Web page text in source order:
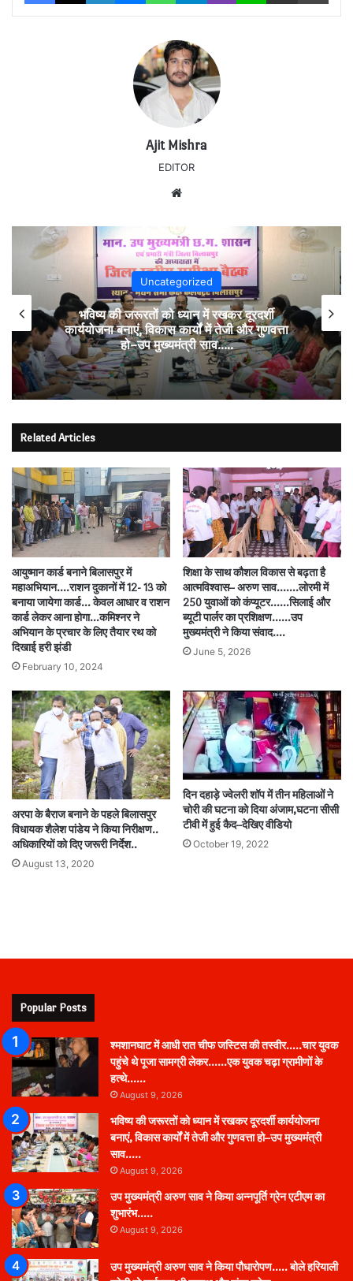
Ajit Mishra
EDITOR
Uncategorized
भविष्य की जरूरतों को ध्यान में रखकर दूरदर्शी
कार्ययोजना बनाएं, विकास कार्यों में तेजी और गुणवत्ता
हो–उप मुख्यमंत्री साव…..
Related Articles
आयुष्मान कार्ड बनाने बिलासपुर में
महाअभियान….राशन दुकानों में 12- 13 को
बनाया जायेगा कार्ड… केवल आधार व राशन
कार्ड लेकर आना होगा…कमिश्नर ने
अभियान के प्रचार के लिए तैयार रथ को
दिखाई हरी झंडी
February 10, 2024
शिक्षा के साथ कौशल विकास से बढ़ता है
आत्मविश्वास– अरुण साव…….लोरमी में
250 युवाओं को कंप्यूटर……सिलाई और
ब्यूटी पार्लर का प्रशिक्षण……उप
मुख्यमंत्री ने किया संवाद….
June 5, 2026
अरपा के बैराज बनाने के पहले बिलासपुर
विधायक शैलेश पांडेय ने किया निरीक्षण..
अधिकारियों को दिए जरूरी निर्देश..
August 13, 2020
दिन दहाड़े ज्वेलरी शॉप में तीन महिलाओं ने
चोरी की घटना को दिया अंजाम,घटना सीसी
टीवी में हुई कैद–देखिए वीडियो
October 19, 2022
Popular Posts
श्मशानघाट में आधी रात चीफ जस्टिस की तस्वीर…..चार युवक
पहुंचे थे पूजा सामग्री लेकर……एक युवक चढ़ा ग्रामीणों के
हत्थे……
August 9, 2026
भविष्य की जरूरतों को ध्यान में रखकर दूरदर्शी कार्ययोजना
बनाएं, विकास कार्यों में तेजी और गुणवत्ता हो–उप मुख्यमंत्री
साव…..
August 9, 2026
उप मुख्यमंत्री अरुण साव ने किया अन्नपूर्ति ग्रेन एटीएम का
शुभारंभ…..
August 9, 2026
उप मुख्यमंत्री अरुण साव ने किया पौधारोपण….. बोले हरियाली